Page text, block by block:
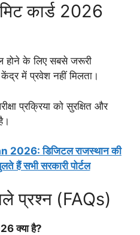
कार्ड 2026
होने के लिए सबसे जरूरी
केंद्र में प्रवेश नहीं मिलता।
प्रक्रिया को सुरक्षित और
डिजिटल राजस्थान की
हैं सभी सरकारी पोर्टल
प्रश्न (FAQs)
क्या है?